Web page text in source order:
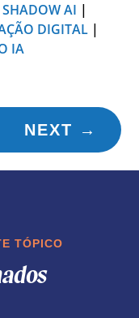
SHADOW AI |
DIGITAL |
IA
NEXT →
TÓPICO